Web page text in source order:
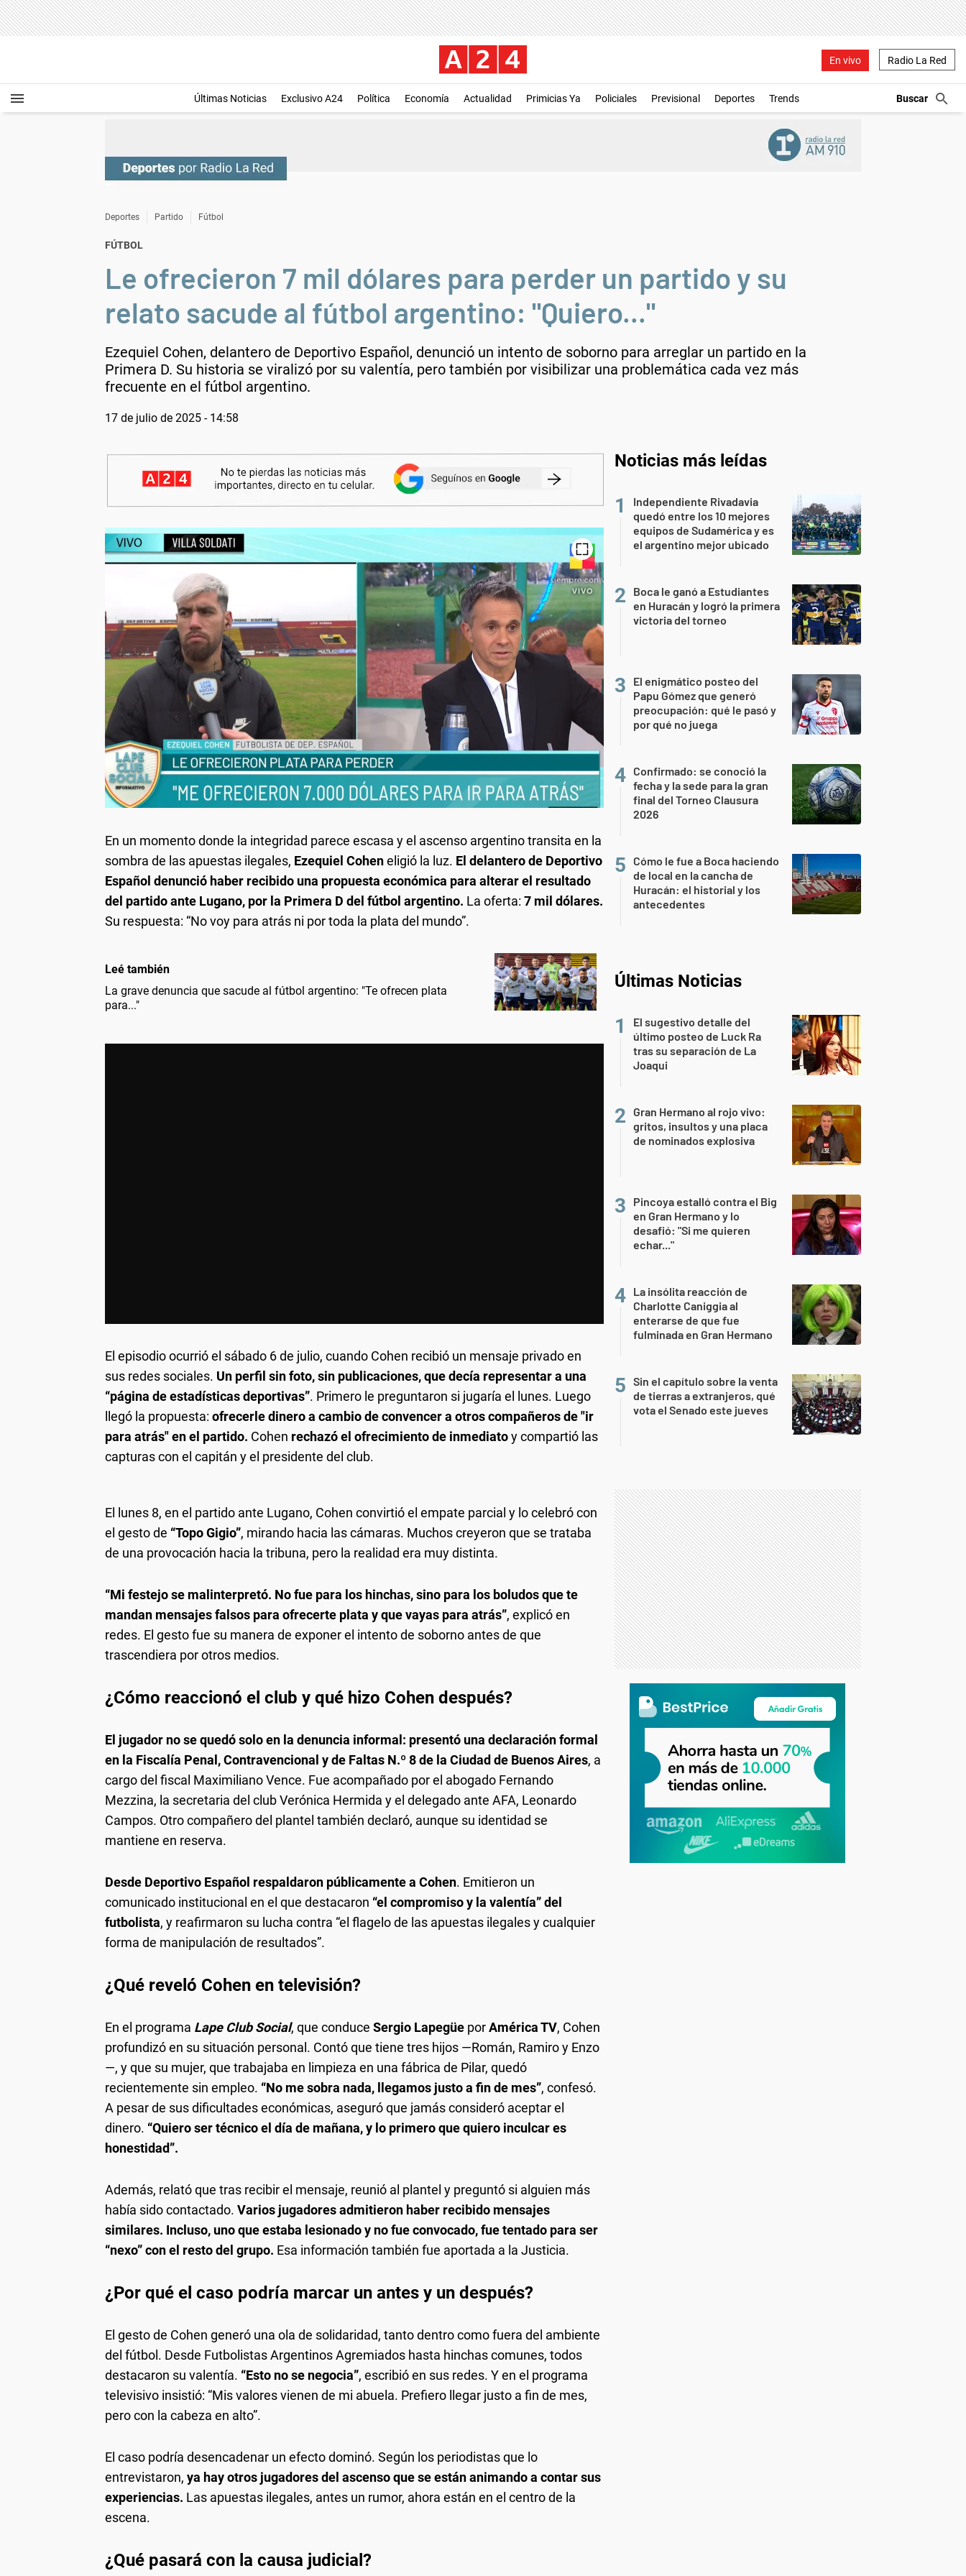
En vivo Radio La Red
Últimas Noticias Exclusivo A24 Política Economía Actualidad Primicias Ya Policiales Previsional Deportes Trends
Deportes Partido Fútbol
FÚTBOL
Le ofrecieron 7 mil dólares para perder un partido y su
relato sacude al fútbol argentino: "Quiero..."
Ezequiel Cohen, delantero de Deportivo Español, denunció un intento de soborno para arreglar un partido en la
Primera D. Su historia se viralizó por su valentía, pero también por visibilizar una problemática cada vez más
frecuente en el fútbol argentino.
17 de julio de 2025 - 14:58
En un momento donde la integridad parece escasa y el ascenso argentino transita en la
sombra de las apuestas ilegales, Ezequiel Coheneligió la luz. El delantero de Deportivo
Español denunció haber recibido una propuesta económica para alterar el resultado
del partido ante Lugano, por la Primera D del fútbol argentino. La oferta: 7 mil dólares.
Su respuesta: “No voy para atrás ni por toda la plata del mundo”.
Leé también
La grave denuncia que sacude al fútbol argentino: "Te ofrecen plata
para..."
El episodio ocurrió el sábado 6 de julio, cuando Cohen recibió un mensaje privado en
sus redes sociales. Un perfil sin foto, sin publicaciones, que decía representar a una
“página de estadísticas deportivas”. Primero le preguntaron si jugaría el lunes. Luego
llegó la propuesta: ofrecerle dinero a cambio de convencer a otros compañeros de "ir
para atrás" en el partido. Cohen rechazó el ofrecimiento de inmediatoy compartió las
capturas con el capitán y el presidente del club.
El lunes 8, en el partido ante Lugano, Cohen convirtió el empate parcial y lo celebró con
el gesto de “Topo Gigio”, mirando hacia las cámaras. Muchos creyeron que se trataba
de una provocación hacia la tribuna, pero la realidad era muy distinta.
“Mi festejo se malinterpretó. No fue para los hinchas, sino para los boludos que te
mandan mensajes falsos para ofrecerte plata y que vayas para atrás”, explicó en
redes. El gesto fue su manera de exponer el intento de soborno antes de que
trascendiera por otros medios.
¿Cómo reaccionó el club y qué hizo Cohen después?
El jugador no se quedó solo en la denuncia informal: presentó una declaración formal
en la Fiscalía Penal, Contravencional y de Faltas N.º 8 de la Ciudad de Buenos Aires, a
cargo del fiscal Maximiliano Vence. Fue acompañado por el abogado Fernando
Mezzina, la secretaria del club Verónica Hermida y el delegado ante AFA, Leonardo
Campos. Otro compañero del plantel también declaró, aunque su identidad se
mantiene en reserva.
Desde Deportivo Español respaldaron públicamente a Cohen. Emitieron un
comunicado institucional en el que destacaron “el compromiso y la valentía” del
futbolista, y reafirmaron su lucha contra “el flagelo de las apuestas ilegales y cualquier
forma de manipulación de resultados”.
¿Qué reveló Cohen en televisión?
En el programa Lape Club Social, que conduce Sergio Lapegüe porAmérica TV, Cohen
profundizó en su situación personal. Contó que tiene tres hijos —Román, Ramiro y Enzo
—, y que su mujer, que trabajaba en limpieza en una fábrica de Pilar, quedó
recientemente sin empleo. “No me sobra nada, llegamos justo a fin de mes”, confesó.
A pesar de sus dificultades económicas, aseguró que jamás consideró aceptar el
dinero. “Quiero ser técnico el día de mañana, y lo primero que quiero inculcar es
honestidad”.
Además, relató que tras recibir el mensaje, reunió al plantel y preguntó si alguien más
había sido contactado. Varios jugadores admitieron haber recibido mensajes
similares. Incluso, uno que estaba lesionado y no fue convocado, fue tentado para ser
“nexo” con el resto del grupo. Esa información también fue aportada a la Justicia.
¿Por qué el caso podría marcar un antes y un después?
El gesto de Cohen generó una ola de solidaridad, tanto dentro como fuera del ambiente
del fútbol. Desde Futbolistas Argentinos Agremiados hasta hinchas comunes, todos
destacaron su valentía. “Esto no se negocia”, escribió en sus redes. Y en el programa
televisivo insistió: “Mis valores vienen de mi abuela. Prefiero llegar justo a fin de mes,
pero con la cabeza en alto”.
El caso podría desencadenar un efecto dominó. Según los periodistas que lo
entrevistaron, ya hay otros jugadores del ascenso que se están animando a contar sus
experiencias. Las apuestas ilegales, antes un rumor, ahora están en el centro de la
escena.
¿Qué pasará con la causa judicial?
Noticias más leídas
Independiente Rivadavia
quedó entre los 10 mejores
equipos de Sudamérica y es
el argentino mejor ubicado
Boca le ganó a Estudiantes
en Huracán y logró la primera
victoria del torneo
El enigmático posteo del
Papu Gómez que generó
preocupación: qué le pasó y
por qué no juega
Confirmado: se conoció la
fecha y la sede para la gran
final del Torneo Clausura
2026
Cómo le fue a Boca haciendo
de local en la cancha de
Huracán: el historial y los
antecedentes
Últimas Noticias
El sugestivo detalle del
último posteo de Luck Ra
tras su separación de La
Joaqui
Gran Hermano al rojo vivo:
gritos, insultos y una placa
de nominados explosiva
Pincoya estalló contra el Big
en Gran Hermano y lo
desafió: "Si me quieren
echar..."
La insólita reacción de
Charlotte Caniggia al
enterarse de que fue
fulminada en Gran Hermano
Sin el capítulo sobre la venta
de tierras a extranjeros, qué
vota el Senado este jueves